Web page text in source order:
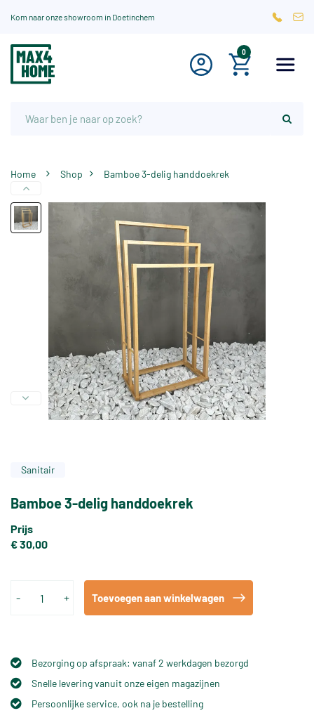
Kom naar onze showroom in Doetinchem
0
Home Shop Bamboe 3-delig handdoekrek
Sanitair
Bamboe 3-delig handdoekrek
Prijs
€ 30,00
- + Toevoegen aan winkelwagen
Bezorging op afspraak: vanaf 2 werkdagen bezorgd
Snelle levering vanuit onze eigen magazijnen
Persoonlijke service, ook na je bestelling